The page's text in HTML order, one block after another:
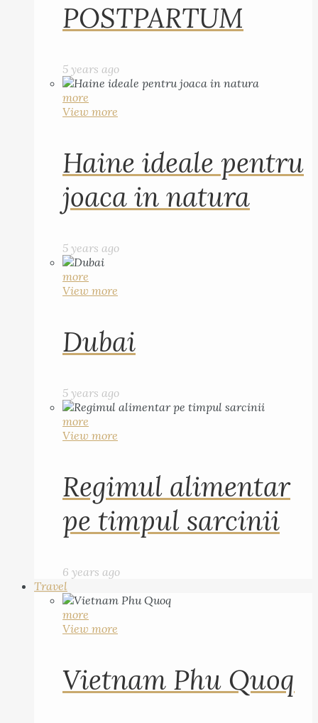
POSTPARTUM
5 years ago
more
View more
Haine ideale pentru
joaca in natura
5 years ago
more
View more
Dubai
5 years ago
more
View more
Regimul alimentar
pe timpul sarcinii
6 years ago
Travel
more
View more
Vietnam Phu Quoq